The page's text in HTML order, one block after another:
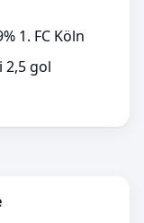
1. FC Köln
gol